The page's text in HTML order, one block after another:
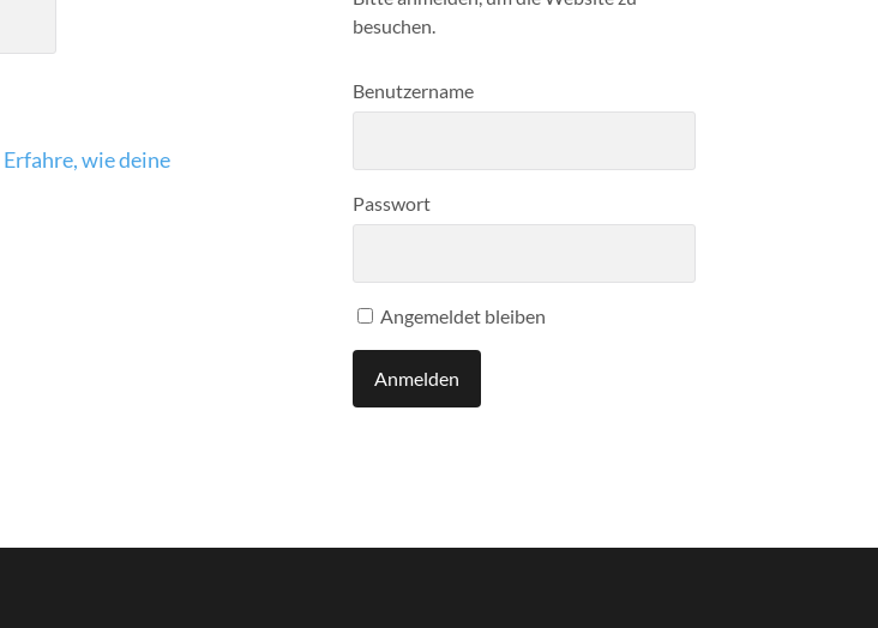
Erfahre, wie deine
besuchen.
Benutzername
Passwort
Angemeldet bleiben